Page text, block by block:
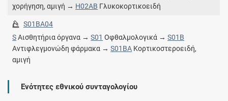
χορήγηση, αμιγή → H02AB Γλυκοκορτικοειδή
S01BA04
SΑισθητήρια όργανα →S01 Οφθαλμολογικά →S01B
Αντιφλεγμονώδη φάρμακα →S01BA Κορτικοστεροειδή,
αμιγή
Ενότητες εθνικού συνταγολογίου